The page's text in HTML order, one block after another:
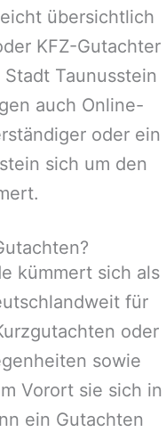
übersichtlich
KFZ-Gutachter
Stadt Taunusstein
auch Online-
oder ein
sich um den
kümmert sich als
für
oder
sowie
Vorort sie sich in
ein Gutachten